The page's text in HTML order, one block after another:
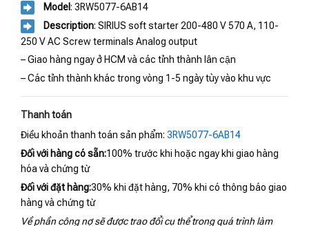
Model: 3RW5077-6AB14
Description: SIRIUS soft starter 200-480 V 570 A, 110-
250 V AC Screw terminals Analog output
– Giao hàng ngay ở HCM và các tỉnh thành lân cận
– Các tỉnh thành khác trong vòng 1-5 ngày tùy vào khu vực
Thanh toán
Điều khoản thanh toán sản phẩm: 3RW5077-6AB14
Đối với hàng có sẵn:100% trước khi hoặc ngay khi giao hàng
hóa và chứng từ
Đối với đặt hàng:30% khi đặt hàng, 70% khi có thông báo giao
hàng và chứng từ
Về phần công nợ sẽ được trao đổi cụ thể trong quá trình làm